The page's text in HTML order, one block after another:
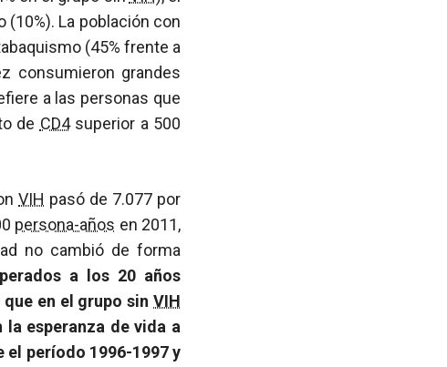
(10%). La población con
(45% frente a
consumieron grandes
a las personas que
de CD4superior a 500
VIH pasó de 7.077 por
persona-años en 2011,
no cambió de forma
a los 20 años
que en el grupo sinVIH
esperanza de vida a
el período 1996-1997 y